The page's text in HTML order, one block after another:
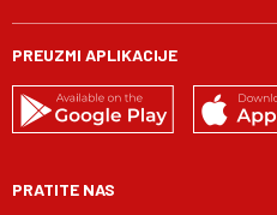
PREUZMI APLIKACIJE
PRATITE NAS